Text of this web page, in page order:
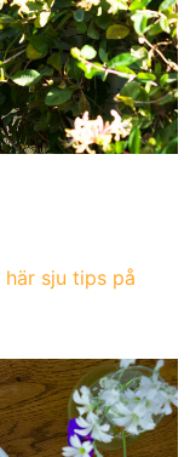
här sju tips på